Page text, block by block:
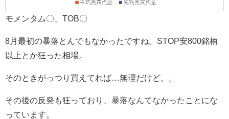
モメンタム〇、TOB〇
8月最初の暴落とんでもなかったですね。STOP安800銘柄
以上とか狂った相場。
そのときがっつり買えてれば…無理だけど。。
その後の反発も狂っており、暴落なんてなかったことにな
っています。